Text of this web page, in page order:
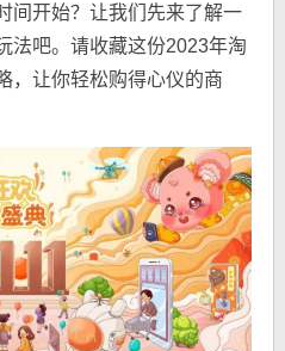
间开始？让我们先来了解一
法吧。请收藏这份2023年淘
，让你轻松购得心仪的商